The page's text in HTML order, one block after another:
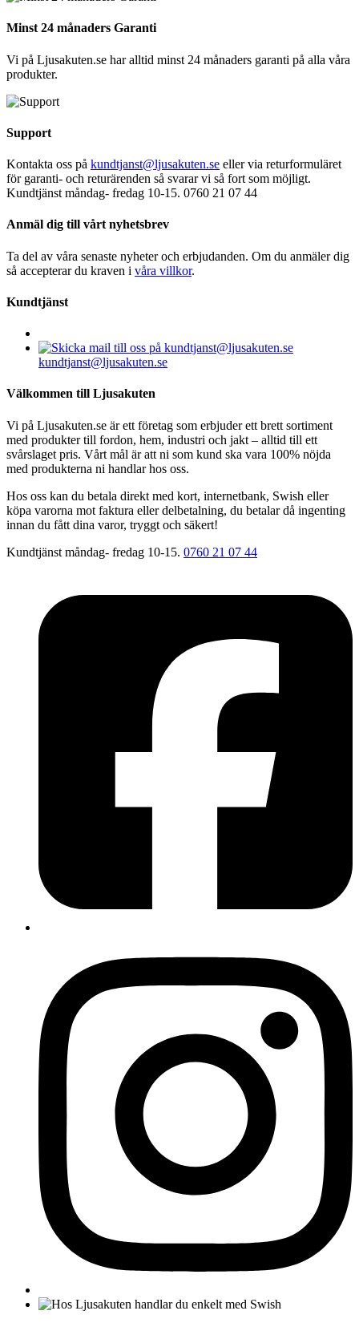
Minst 24 månaders Garanti
Vi på Ljusakuten.se har alltid minst 24 månaders garanti på alla våra
produkter.
Support
Kontakta oss på kundtjanst@ljusakuten.se eller via returformuläret
för garanti- och returärenden så svarar vi så fort som möjligt.
Kundtjänst måndag- fredag 10-15. 0760 21 07 44
Anmäl dig till vårt nyhetsbrev
Ta del av våra senaste nyheter och erbjudanden. Om du anmäler dig
så accepterar du kraven i våra villkor.
Kundtjänst
kundtjanst@ljusakuten.se
Välkommen till Ljusakuten
Vi på Ljusakuten.se är ett företag som erbjuder ett brett sortiment
med produkter till fordon, hem, industri och jakt – alltid till ett
svårslaget pris. Vårt mål är att ni som kund ska vara 100% nöjda
med produkterna ni handlar hos oss.
Hos oss kan du betala direkt med kort, internetbank, Swish eller
köpa varorna mot faktura eller delbetalning, du betalar då ingenting
innan du fått dina varor, tryggt och säkert!
Kundtjänst måndag- fredag 10-15. 0760 21 07 44